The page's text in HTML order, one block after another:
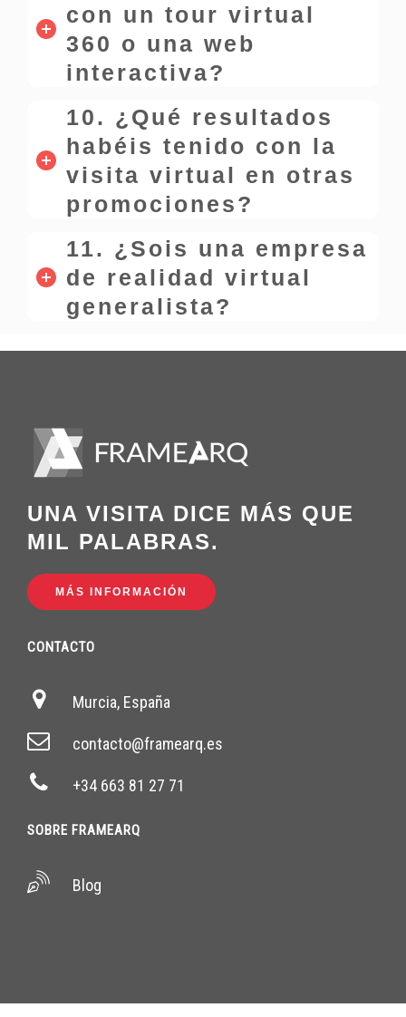
con un tour virtual
360 o una web
interactiva?
10. ¿Qué resultados
habéis tenido con la
visita virtual en otras
promociones?
11. ¿Sois una empresa
de realidad virtual
generalista?
UNA VISITA DICE MÁS QUE
MIL PALABRAS.
MÁS INFORMACIÓN
CONTACTO
Murcia, España
contacto@framearq.es
+34 663 81 27 71
SOBRE FRAMEARQ
Blog